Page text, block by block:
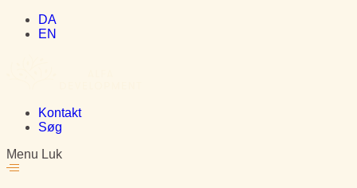
DA
EN
Kontakt
Søg
Menu Luk